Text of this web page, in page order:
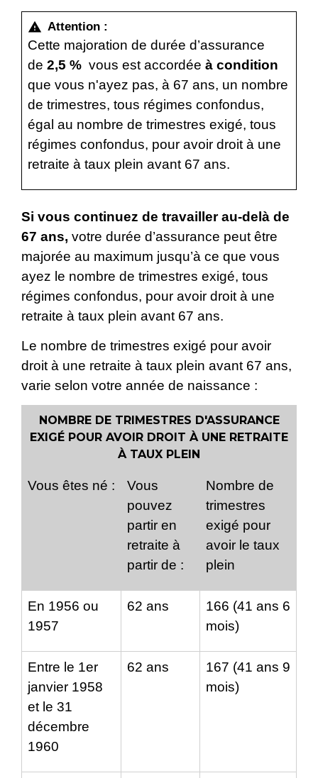
warning Attention :
Cette majoration de durée d’assurance
de 2,5 % vous est accordée à condition
que vous n'ayez pas, à 67 ans, un nombre
de trimestres, tous régimes confondus,
égal au nombre de trimestres exigé, tous
régimes confondus, pour avoir droit à une
retraite à taux plein avant 67 ans.
Si vous continuez de travailler au-delà de
67 ans, votre durée d’assurance peut être
majorée au maximum jusqu’à ce que vous
ayez le nombre de trimestres exigé, tous
régimes confondus, pour avoir droit à une
retraite à taux plein avant 67 ans.
Le nombre de trimestres exigé pour avoir
droit à une retraite à taux plein avant 67 ans,
varie selon votre année de naissance :
NOMBRE DE TRIMESTRES D'ASSURANCE
EXIGÉ POUR AVOIR DROIT À UNE RETRAITE
À TAUX PLEIN
Vous êtes né :
Vous
pouvez
partir en
retraite à
partir de :
Nombre de
trimestres
exigé pour
avoir le taux
plein
En 1956 ou
1957
62 ans
166 (41 ans 6
mois)
Entre le 1er
janvier 1958
et le 31
décembre
1960
62 ans
167 (41 ans 9
mois)